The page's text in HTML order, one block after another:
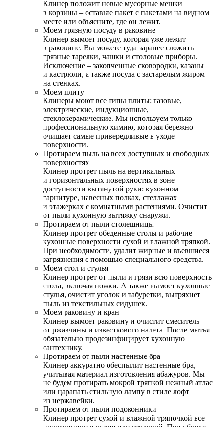
Клинер положит новые мусорные мешки
в корзины – оставьте пакет с пакетами на видном
месте или объясните, где он лежит.
Моем грязную посуду в раковине
Клинер вымоет посуду, которая уже лежит
в раковине. Вы можете туда заранее сложить
грязные тарелки, чашки и столовые приборы.
Исключение – закопченные сковородки, казаны
и кастрюли, а также посуда с застарелым жиром
на стенках.
Моем плиту
Клинеры моют все типы плиты: газовые,
электрические, индукционные,
стеклокерамические. Мы используем только
профессиональную химию, которая бережно
очищает самые привередливые в уходе
поверхности.
Протираем пыль на всех доступных и свободных
поверхностях
Клинер протрет пыль на вертикальных
и горизонтальных поверхностях в зоне
доступности вытянутой руки: кухонном
гарнитуре, навесных полках, стеллажах
и этажерках с комнатными растениями. Очистит
от пыли кухонную вытяжку снаружи.
Протираем от пыли столешницы
Клинер протрет обеденные столы и рабочие
кухонные поверхности сухой и влажной тряпкой.
При необходимости, удалит жирные и въевшиеся
загрязнения с помощью специального средства.
Моем стол и стулья
Клинер протрет от пыли и грязи всю поверхность
стола, включая ножки. А также вымоет кухонные
стулья, очистит уголок и табуретки, вытряхнет
пыль из текстильных сидушек.
Моем раковину и кран
Клинер вымоет раковину и очистит смеситель
от ржавчины и известкового налета. После мытья
обязательно продезинфицирует кухонную
сантехнику.
Протираем от пыли настенные бра
Клинер аккуратно обеспылит настенные бра,
учитывая материал изготовления абажуров. Мы
не будем протирать мокрой тряпкой нежный атлас
или царапать стильную лампу в стиле лофт
из нержавейки.
Протираем от пыли подоконники
Клинер протрет сухой и влажной тряпочкой все